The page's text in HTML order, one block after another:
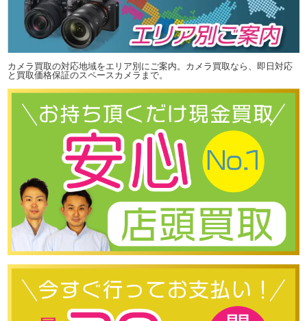
カメラ買取の対応地域をエリア別にご案内。カメラ買取なら、即日対応
と買取価格保証のスペースカメラまで。